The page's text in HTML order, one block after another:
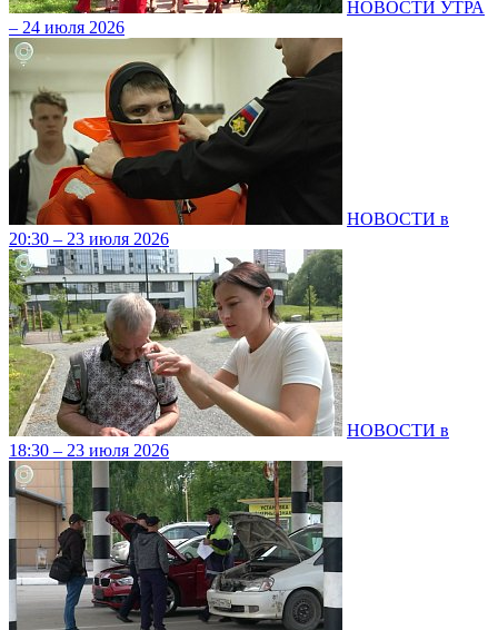
НОВОСТИ УТРА
– 24 июля 2026
НОВОСТИ в
20:30 – 23 июля 2026
НОВОСТИ в
18:30 – 23 июля 2026